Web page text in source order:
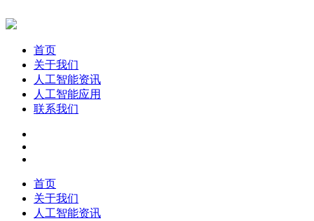
首页
关于我们
人工智能资讯
人工智能应用
联系我们
首页
关于我们
人工智能资讯